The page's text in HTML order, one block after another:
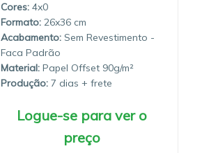
4x0
26x36
Sem Revestimento -
Faca Padrão
Material: Papel Offset 90g/m²
Produção: 7 dias
Logue-se para ver o
preço